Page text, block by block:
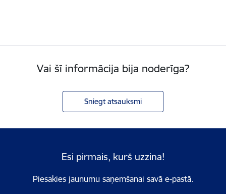
Vai šī informācija bija noderīga?
Sniegt atsauksmi
Esi pirmais, kurš uzzina!
Piesakies jaunumu saņemšanai savā e-pastā.